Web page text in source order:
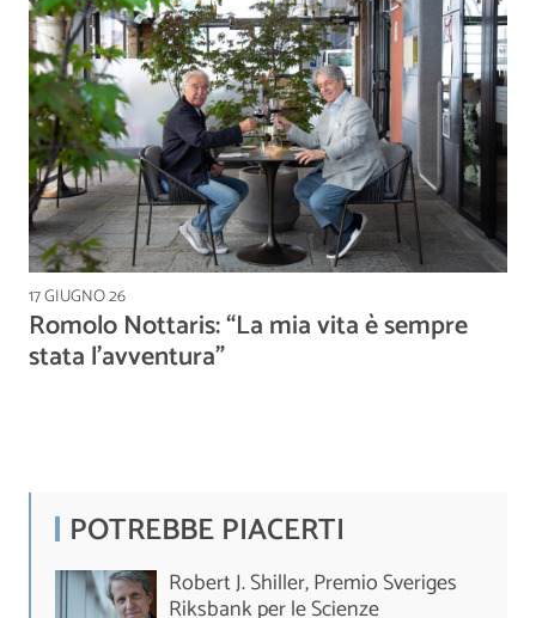
17 GIUGNO 26
Romolo Nottaris: “La mia vita è sempre
stata l’avventura”
POTREBBE PIACERTI
Robert J. Shiller, Premio Sveriges
Riksbank per le Scienze